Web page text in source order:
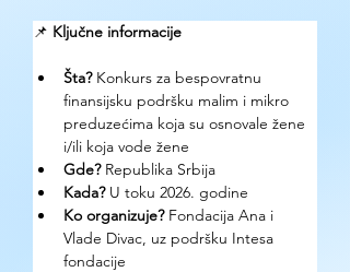
📌 Ključne informacije
Šta? Konkurs za bespovratnu
finansijsku podršku malim i mikro
preduzećima koja su osnovale žene
i/ili koja vode žene
Gde? Republika Srbija
Kada? U toku 2026. godine
Ko organizuje? Fondacija Ana i
Vlade Divac, uz podršku Intesa
fondacije